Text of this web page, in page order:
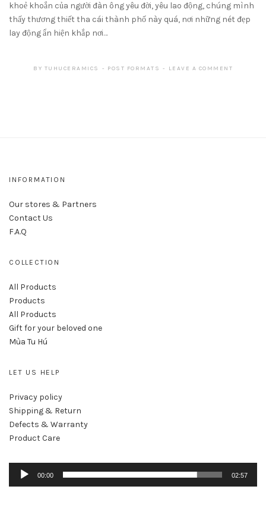
khoẻ khoắn của người đàn ông yêu đời, yêu lao động, chúng mình
thấy thương thiết tha cái thành phố này quá, nơi những nét đẹp
lay động ẩn hiện khắp nơi…
BY TUHUCERAMICS POST FORMATS LEAVE A COMMENT
INFORMATION
Our stores & Partners
Contact Us
F.A.Q
COLLECTION
All Products
Products
All Products
Gift for your beloved one
Mùa Tu Hú
LET US HELP
Privacy policy
Shipping & Return
Defects & Warranty
Product Care
00:00 02:57